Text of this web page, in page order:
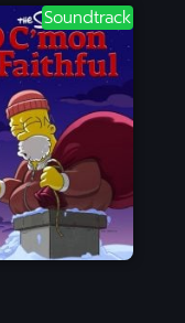
ามเวลา
ารกิจ
2
Soundtrack